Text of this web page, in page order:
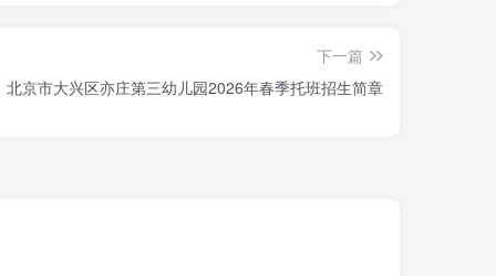
下一篇
北京市大兴区亦庄第三幼儿园2026年春季托班招生简章